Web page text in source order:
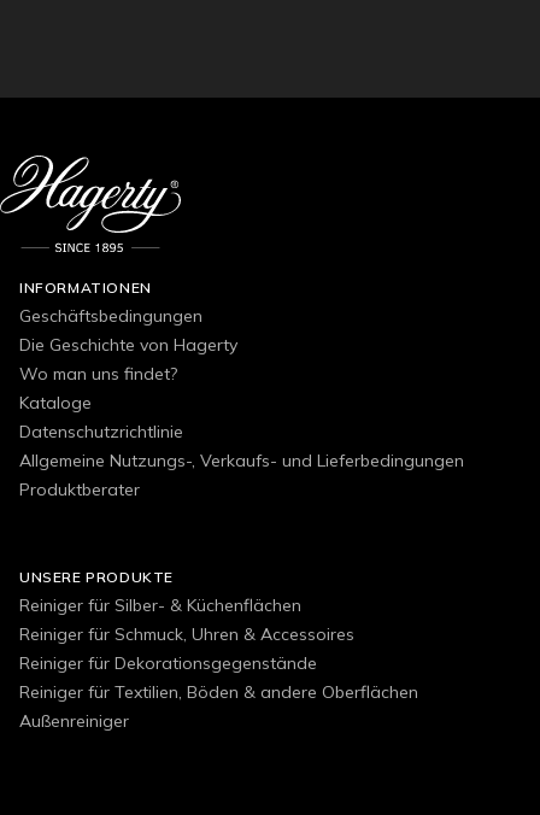
INFORMATIONEN
Geschäftsbedingungen
Die Geschichte von Hagerty
Wo man uns findet?
Kataloge
Datenschutzrichtlinie
Allgemeine Nutzungs-, Verkaufs- und Lieferbedingungen
Produktberater
UNSERE PRODUKTE
Reiniger für Silber- & Küchenflächen
Reiniger für Schmuck, Uhren & Accessoires
Reiniger für Dekorationsgegenstände
Reiniger für Textilien, Böden & andere Oberflächen
Außenreiniger